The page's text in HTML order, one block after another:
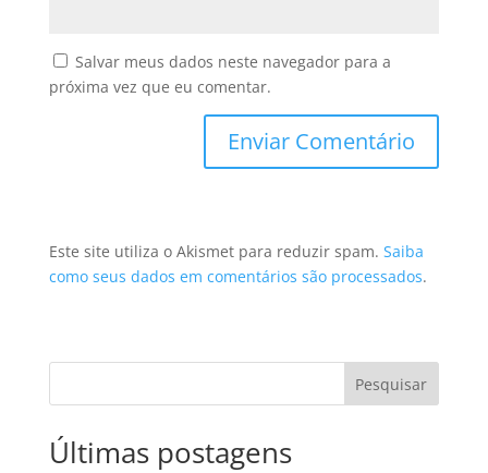
Salvar meus dados neste navegador para a
próxima vez que eu comentar.
Este site utiliza o Akismet para reduzir spam. Saiba
como seus dados em comentários são processados.
Pesquisar
Últimas postagens